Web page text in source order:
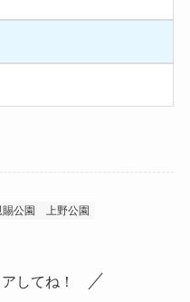
公園
上野公園
してね！